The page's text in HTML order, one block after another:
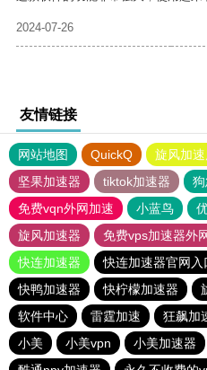
2024-07-26
友情链接
网站地图 QuickQ 旋风加
坚果加速器
tiktok加速器
免费vqn外网加速
小蓝鸟
旋风加速器
免费vps加速器外
快连加速器
快连加速器官网入
快鸭加速器
快柠檬加速器
软件中心
雷霆加速 狂飙加
小美
小美vpn 小美加速器